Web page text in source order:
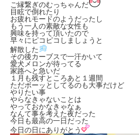
ご縁繋ぎのむっちゃんだ
目眩で倒れたり
お疲れモードのようだったし
もう一人の素敵な女性も
興味を持って頂いたので
早々にピコピコしましょうと
解散した
その後カーブスで一汗かいて
愛犬メロンが待ってる
家路へと急いだ
１月も残すところあと１週間
ただボーッとしてるのも大事だけど
やりたい事
やらなきゃないことは
やっておかなきゃなぁ
なんて事を考えた夜だった
今日も最高の一日だった
今日の日にありがとう